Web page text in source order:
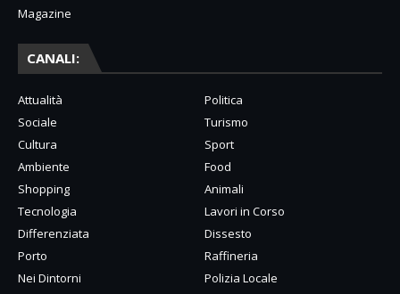
Magazine
CANALI:
Attualità
Politica
Sociale
Turismo
Cultura
Sport
Ambiente
Food
Shopping
Animali
Tecnologia
Lavori in Corso
Differenziata
Dissesto
Porto
Raffineria
Nei Dintorni
Polizia Locale